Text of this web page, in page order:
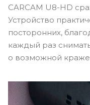
CARCAM U8-HD
Устройство
посторонних,
каждый раз
о возможной краже